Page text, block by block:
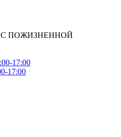
С ПОЖИЗНЕННОЙ
17:00
17:00